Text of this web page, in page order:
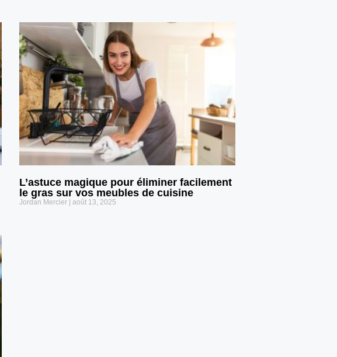
L’astuce magique pour éliminer facilement
le gras sur vos meubles de cuisine
Jordan Mercier août 13, 2025